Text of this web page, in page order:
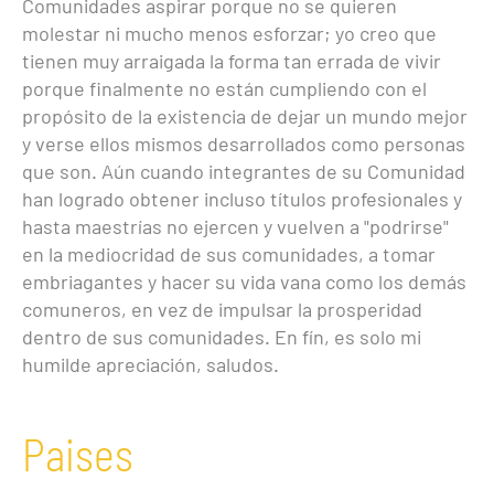
Comunidades aspirar porque no se quieren
molestar ni mucho menos esforzar; yo creo que
tienen muy arraigada la forma tan errada de vivir
porque finalmente no están cumpliendo con el
propósito de la existencia de dejar un mundo mejor
y verse ellos mismos desarrollados como personas
que son. Aún cuando integrantes de su Comunidad
han logrado obtener incluso títulos profesionales y
hasta maestrías no ejercen y vuelven a "podrirse"
en la mediocridad de sus comunidades, a tomar
embriagantes y hacer su vida vana como los demás
comuneros, en vez de impulsar la prosperidad
dentro de sus comunidades. En fín, es solo mi
humilde apreciación, saludos.
Paises